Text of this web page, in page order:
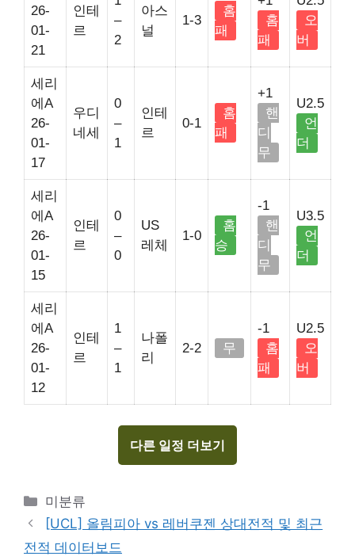
26-
01-
21
인테
르
–
2
아스
널
1-3
홈
패
홈
패
오
버
세리
에A
26-
01-
17
우디
네세
0
–
1
인테
르
0-1
홈
패
+1
핸
디
무
U2.5
언
더
세리
에A
26-
01-
15
인테
르
0
–
0
US
레체
1-0
홈
승
-1
핸
디
무
U3.5
언
더
세리
에A
26-
01-
12
인테
르
1
–
1
나폴
리
2-2 무
-1
홈
패
U2.5
오
버
다른 일정 더보기
Categories
미분류
[UCL] 올림피아 vs 레버쿠젠 상대전적 및 최근
전적 데이터보드